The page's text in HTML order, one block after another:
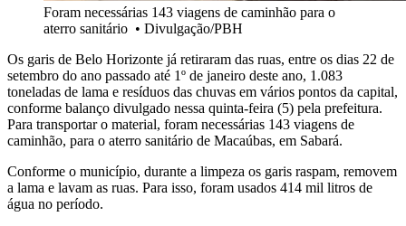
Foram necessárias 143 viagens de caminhão para o
aterro sanitário • Divulgação/PBH
Os garis de Belo Horizonte já retiraram das ruas, entre os dias 22 de
setembro do ano passado até 1º de janeiro deste ano, 1.083
toneladas de lama e resíduos das chuvas em vários pontos da capital,
conforme balanço divulgado nessa quinta-feira (5) pela prefeitura.
Para transportar o material, foram necessárias 143 viagens de
caminhão, para o aterro sanitário de Macaúbas, em Sabará.
Conforme o município, durante a limpeza os garis raspam, removem
a lama e lavam as ruas. Para isso, foram usados 414 mil litros de
água no período.